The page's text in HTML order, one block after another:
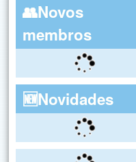
👥Novos
membros
🆕Novidades